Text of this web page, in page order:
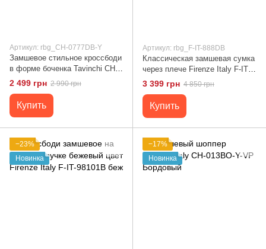
Артикул: rbg_CH-0777DB-Y
Замшевое стильное кроссбоди
в форме боченка Tavinchi CH-
0777DB-Y Коричневый
2 499 грн 2 990 грн
Купить
Артикул: rbg_F-IT-888DB
Классическая замшевая сумка
через плече Firenze Italy F-IT-
888DB Коричневый
3 399 грн 4 850 грн
Купить
−23%
Новинка
−17%
Новинка